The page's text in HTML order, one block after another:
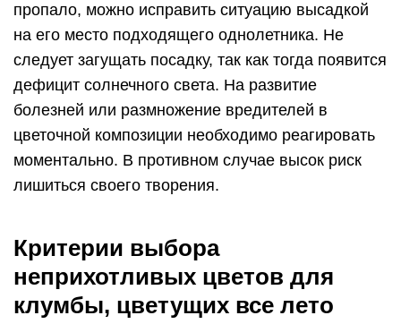
пропало, можно исправить ситуацию высадкой
на его место подходящего однолетника. Не
следует загущать посадку, так как тогда появится
дефицит солнечного света. На развитие
болезней или размножение вредителей в
цветочной композиции необходимо реагировать
моментально. В противном случае высок риск
лишиться своего творения.
Критерии выбора
неприхотливых цветов для
клумбы, цветущих все лето